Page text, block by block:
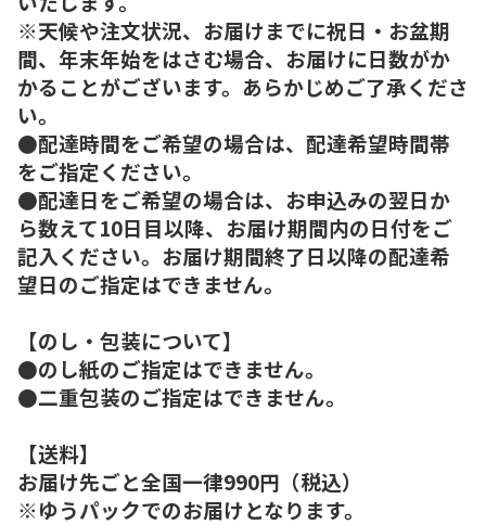
※天候や注文状況、お届けまでに祝日・お盆期
間、年末年始をはさむ場合、お届けに日数がか
かることがございます。あらかじめご了承くださ
い。
●配達時間をご希望の場合は、配達希望時間帯
をご指定ください。
●配達日をご希望の場合は、お申込みの翌日か
ら数えて10日目以降、お届け期間内の日付をご
記入ください。お届け期間終了日以降の配達希
望日のご指定はできません。
【のし・包装について】
●のし紙のご指定はできません。
●二重包装のご指定はできません。
【送料】
お届け先ごと全国一律990円（税込）
※ゆうパックでのお届けとなります。